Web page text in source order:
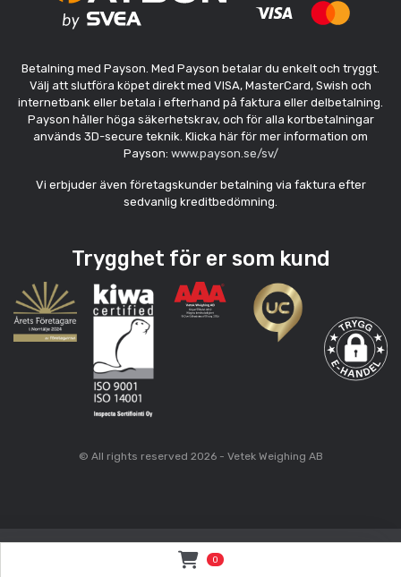
Betalning med Payson. Med Payson betalar du enkelt och tryggt.
Välj att slutföra köpet direkt med VISA, MasterCard, Swish och
internetbank eller betala i efterhand på faktura eller delbetalning.
Payson håller höga säkerhetskrav, och för alla kortbetalningar
används 3D-secure teknik. Klicka här för mer information om
Payson: www.payson.se/sv/
Vi erbjuder även företagskunder betalning via faktura efter
sedvanlig kreditbedömning.
Trygghet för er som kund
© All rights reserved 2026 - Vetek Weighing AB
0